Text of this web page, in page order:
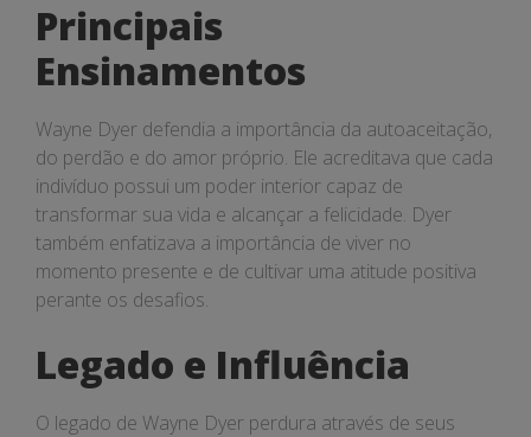
Principais
Ensinamentos
Wayne Dyer defendia a importância da autoaceitação,
do perdão e do amor próprio. Ele acreditava que cada
indivíduo possui um poder interior capaz de
transformar sua vida e alcançar a felicidade. Dyer
também enfatizava a importância de viver no
momento presente e de cultivar uma atitude positiva
perante os desafios.
Legado e Influência
O legado de Wayne Dyer perdura através de seus